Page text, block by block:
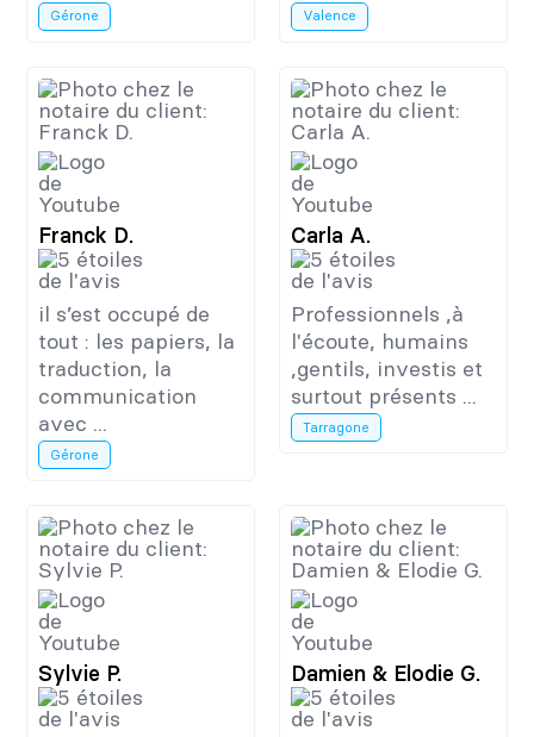
Gérone Valence
Franck D.
il s’est occupé de
tout : les papiers, la
traduction, la
communication
avec ...
Gérone
Carla A.
Professionnels ,à
l'écoute, humains
,gentils, investis et
surtout présents ...
Tarragone
Sylvie P. Damien & Elodie G.